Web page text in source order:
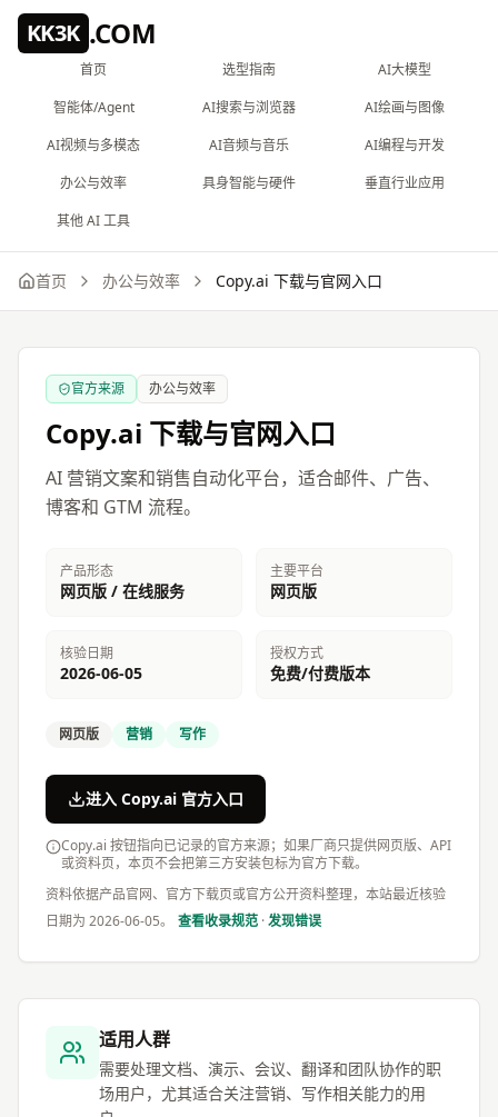
跳到主要内容
KK3K .COM
首页 选型指南
AI大模型
智能体/Agent
AI搜索与浏览器
AI绘画与图像
AI视频与多模态
AI音频与音乐
AI编程与开发
办公与效率
具身智能与硬件
垂直行业应用
其他 AI 工具
首页 办公与效率 Copy.ai 下载与官网入口
官方来源 办公与效率
Copy.ai 下载与官网入口
AI 营销文案和销售自动化平台，适合邮件、广告、
博客和 GTM 流程。
产品形态
网页版 / 在线服务
主要平台
网页版
核验日期
2026-06-05
授权方式
免费/付费版本
网页版 营销 写作
进入 Copy.ai 官方入口
Copy.ai 按钮指向已记录的官方来源；如果厂商只提供网页版、API
或资料页，本页不会把第三方安装包标为官方下载。
资料依据产品官网、官方下载页或官方公开资料整理，本站最近核验
日期为 2026-06-05。 查看收录规范 ·发现错误
适用人群
需要处理文档、演示、会议、翻译和团队协作的职
场用户，尤其适合关注营销、写作相关能力的用